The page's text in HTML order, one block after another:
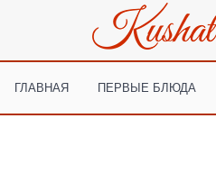
ГЛАВНАЯ ПЕРВЫЕ БЛЮДА